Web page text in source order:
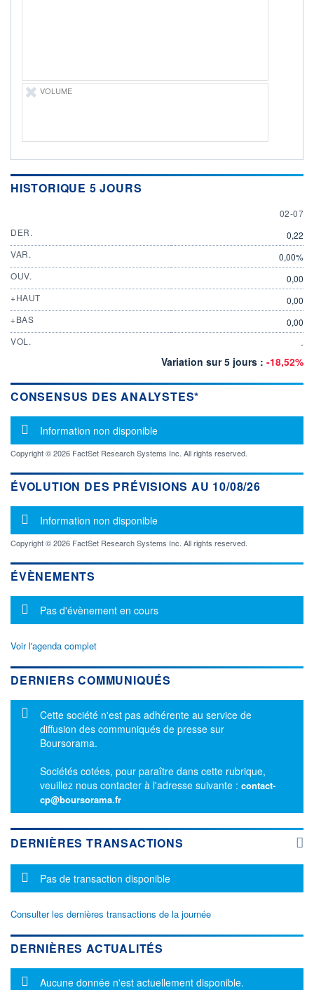
ÉLIGIBILITÉ
Non éligible
VOLUME
HISTORIQUE 5 JOURS
2 JULY
02-07
DER.
0,22
VAR.
0,00%
OUV.
0,00
+HAUT
0,00
+BAS
0,00
VOL.
-
Variation sur 5 jours : -18,52%
CONSENSUS DES ANALYSTES*
Message d'information
Information non disponible
Copyright © 2026 FactSet Research Systems Inc. All rights reserved.
ÉVOLUTION DES PRÉVISIONS AU 10/08/26
Message d'information
Information non disponible
Copyright © 2026 FactSet Research Systems Inc. All rights reserved.
ÉVÈNEMENTS
Message d'information
Pas d'évènement en cours
Voir l'agenda complet
DERNIERS COMMUNIQUÉS
Message d'information
Cette société n'est pas adhérente au service de
diffusion des communiqués de presse sur
Boursorama.
Sociétés cotées, pour paraître dans cette rubrique,
veuillez nous contacter à l'adresse suivante : contact-
cp@boursorama.fr
DERNIÈRES TRANSACTIONS
Message d'information
Pas de transaction disponible
Consulter les dernières transactions de la journée
DERNIÈRES ACTUALITÉS
Message d'information
Aucune donnée n'est actuellement disponible.